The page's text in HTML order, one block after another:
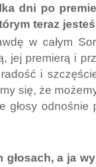
dni po
teraz
w całym
jej premierą i
i
się, że
odnośnie
a ja